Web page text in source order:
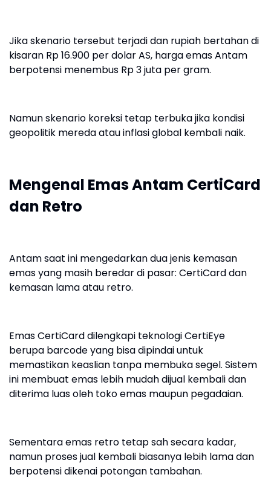
Jika skenario tersebut terjadi dan rupiah bertahan di
kisaran Rp 16.900 per dolar AS, harga emas Antam
berpotensi menembus Rp 3 juta per gram.
Namun skenario koreksi tetap terbuka jika kondisi
geopolitik mereda atau inflasi global kembali naik.
Mengenal Emas Antam CertiCard
dan Retro
Antam saat ini mengedarkan dua jenis kemasan
emas yang masih beredar di pasar: CertiCard dan
kemasan lama atau retro.
Emas CertiCard dilengkapi teknologi CertiEye
berupa barcode yang bisa dipindai untuk
memastikan keaslian tanpa membuka segel. Sistem
ini membuat emas lebih mudah dijual kembali dan
diterima luas oleh toko emas maupun pegadaian.
Sementara emas retro tetap sah secara kadar,
namun proses jual kembali biasanya lebih lama dan
berpotensi dikenai potongan tambahan.